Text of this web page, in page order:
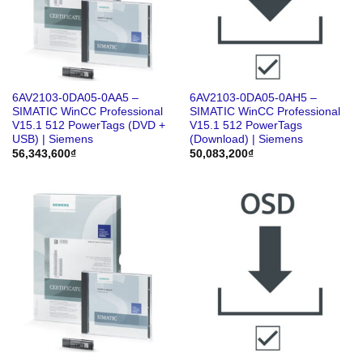
6AV2103-0DA05-0AA5 –
SIMATIC WinCC Professional
V15.1 512 PowerTags (DVD +
USB) | Siemens
56,343,600₫
6AV2103-0DA05-0AH5 –
SIMATIC WinCC Professional
V15.1 512 PowerTags
(Download) | Siemens
50,083,200₫